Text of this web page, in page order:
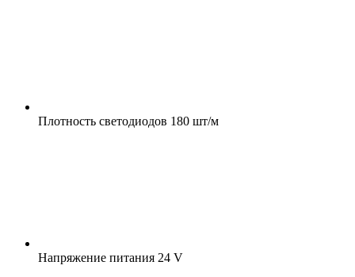
Плотность светодиодов 180 шт/м
Напряжение питания 24 V